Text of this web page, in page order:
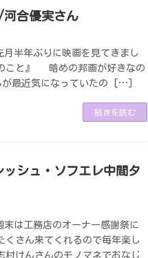
河合優実さん
半年ぶりに映画を見てきまし
こと』 暗めの邦画が好きなの
最近気になっていたの […]
続きを読む
ッシュ・ソフエレ中間タ
は工務店のオーナー感謝祭に
さん来てくれるので毎年楽し
けんさんのモノマネでおなじ